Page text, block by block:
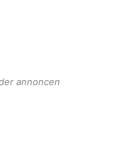
annoncen